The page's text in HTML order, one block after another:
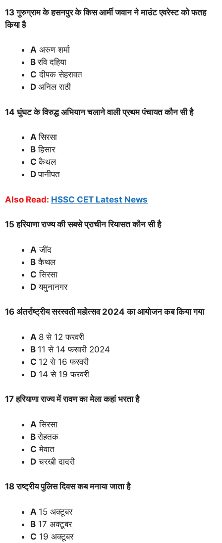
13 गुरुग्राम के हसनपुर के किस आर्मी जवान ने माउंट एवरेस्ट को फतह
किया है
A अरुण शर्मा
Bरवि दहिया
C दीपक सेहरावत
D अनिल राठी
14 घुंघट के विरुद्ध अभियान चलाने वाली प्रथम पंचायत कौन सी है
Aसिरसा
B हिसार
Cकैथल
Dपानीपत
Also Read: HSSC CET Latest News
15 हरियाणा राज्य की सबसे प्राचीन रियासत कौन सी है
A जींद
B कैथल
C सिरसा
D यमुनानगर
16 अंतर्राष्ट्रीय सरस्वती महोत्सव 2024 का आयोजन कब किया गया
A 8 से 12 फरवरी
B 11 से 14 फरवरी 2024
C 12 से 16 फरवरी
D 14 से 19 फरवरी
17 हरियाणा राज्य में रावण का मेला कहां भरता है
A सिरसा
Bरोहतक
C मेवात
D चरखी दादरी
18 राष्ट्रीय पुलिस दिवस कब मनाया जाता है
A 15 अक्टूबर
B 17 अक्टूबर
C 19 अक्टूबर